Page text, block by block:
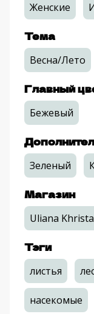
Женские
Тема
Весна/Лето
Главный
Бежевый
Зеленый
Магазин
Uliana
Тэги
листья
насекомые